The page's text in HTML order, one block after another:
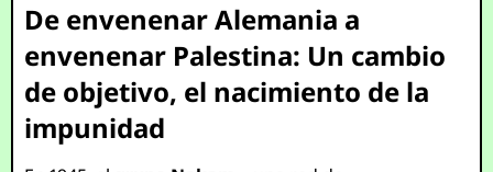
De envenenar Alemania a
envenenar Palestina: Un cambio
de objetivo, el nacimiento de la
impunidad